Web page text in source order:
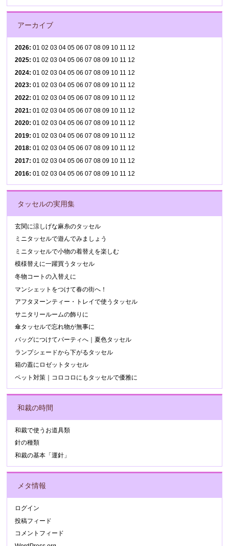
アーカイブ
2026:01 02 03 04 05 06 07 08 09 10 11 12
2025:01 02 03 04 05 06 07 08 09 10 11 12
2024:01 02 03 04 05 06 07 08 09 10 11 12
2023:01 02 03 04 05 06 07 08 09 10 11 12
2022:01 02 03 04 05 06 07 08 09 10 11 12
2021:01 02 03 04 05 06 07 08 09 10 11 12
2020:01 02 03 04 05 06 07 08 09 10 11 12
2019:01 02 03 04 05 06 07 08 09 10 11 12
2018:01 02 03 04 05 06 07 08 09 10 11 12
2017:01 02 03 04 05 06 07 08 09 10 11 12
2016:01 02 03 04 05 06 07 08 09 10 11 12
タッセルの実用集
玄関に涼しげな麻糸のタッセル
ミニタッセルで遊んでみましょう
ミニタッセルで小物の着替えを楽しむ
模様替えに一躍買うタッセル
冬物コートの入替えに
マンシェットをつけて春の街へ！
アフタヌーンティー・トレイで使うタッセル
サニタリールームの飾りに
傘タッセルで忘れ物が無事に
バッグにつけてパーティへ｜夏色タッセル
ランプシェードから下がるタッセル
箱の蓋にロゼットタッセル
ペット対策｜コロコロにもタッセルで優雅に
和裁の時間
和裁で使うお道具類
針の種類
和裁の基本「運針」
メタ情報
ログイン
投稿フィード
コメントフィード